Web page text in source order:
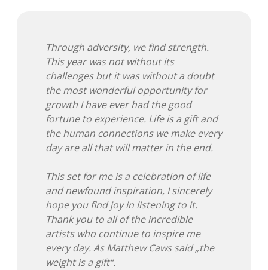
Adventskalender 2018
Adventskalender 2019
Adventskalender 2020
Adventskalender 2021
Adventskalender 2023
Adventskalender 2024
Through adversity, we find strength.
This year was not without its
challenges but it was without a doubt
the most wonderful opportunity for
growth I have ever had the good
fortune to experience. Life is a gift and
the human connections we make every
day are all that will matter in the end.
This set for me is a celebration of life
and newfound inspiration, I sincerely
hope you find joy in listening to it.
Thank you to all of the incredible
artists who continue to inspire me
every day. As Matthew Caws said „the
weight is a gift“.